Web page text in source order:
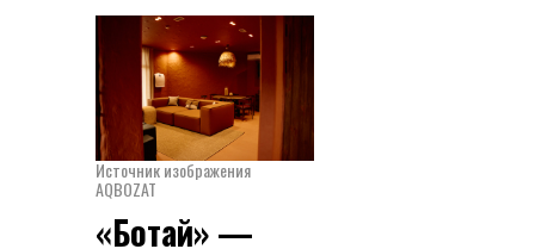
Источник изображения
AQBOZAT
«Ботай» —